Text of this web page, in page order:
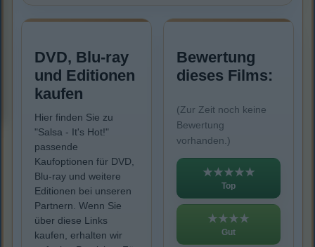
DVD, Blu-ray
und Editionen
kaufen
Hier finden Sie zu
"Salsa - It's Hot!"
passende
Kaufoptionen für DVD,
Blu-ray und weitere
Editionen bei unseren
Partnern. Wenn Sie
über diese Links
kaufen, erhalten wir
Bewertung
dieses Films:
(Zur Zeit noch keine
Bewertung
vorhanden.)
★★★★★
Top
★★★★
Gut